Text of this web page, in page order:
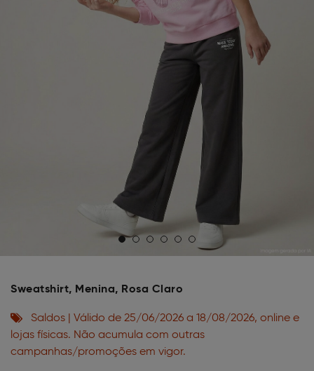
Sweatshirt, Menina, Rosa Claro
Saldos | Válido de 25/06/2026 a 18/08/2026, online e
lojas físicas. Não acumula com outras
campanhas/promoções em vigor.